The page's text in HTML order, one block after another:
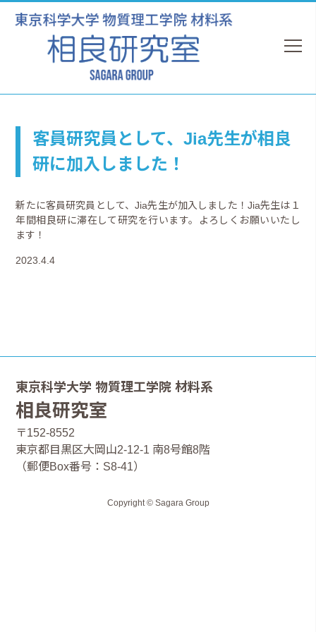
客員研究員として、Jia先生が相良
研に加入しました！
新たに客員研究員として、Jia先生が加入しました！Jia先生は１
年間相良研に滞在して研究を行います。よろしくお願いいたし
ます！
2023.4.4
東京科学大学 物質理工学院 材料系
相良研究室
〒152-8552
東京都目黒区大岡山2-12-1 南8号館8階
（郵便Box番号：S8-41）
Copyright © Sagara Group